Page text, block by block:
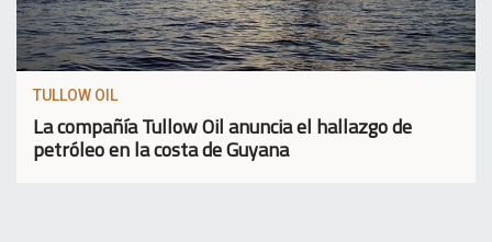
TULLOW OIL
La compañía Tullow Oil anuncia el hallazgo de
petróleo en la costa de Guyana